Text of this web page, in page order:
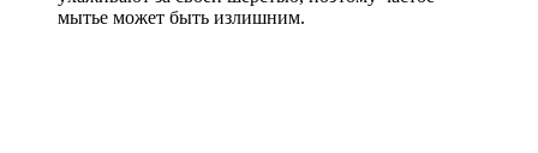
мытье может быть излишним.